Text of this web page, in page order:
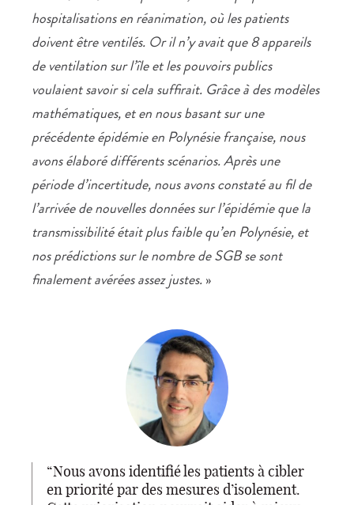
hospitalisations en réanimation, où les patients
doivent être ventilés. Or il n’y avait que 8 appareils
de ventilation sur l’île et les pouvoirs publics
voulaient savoir si cela suffirait. Grâce à des modèles
mathématiques, et en nous basant sur une
précédente épidémie en Polynésie française, nous
avons élaboré différents scénarios. Après une
période d’incertitude, nous avons constaté au fil de
l’arrivée de nouvelles données sur l’épidémie que la
transmissibilité était plus faible qu’en Polynésie, et
nos prédictions sur le nombre de SGB se sont
finalement avérées assez justes.»
Nous avons identifié les patients à cibler
en priorité par des mesures d’isolement.